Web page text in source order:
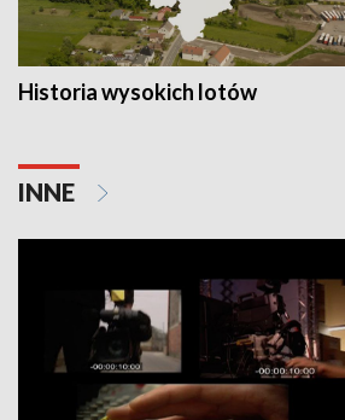
Historia wysokich lotów
INNE